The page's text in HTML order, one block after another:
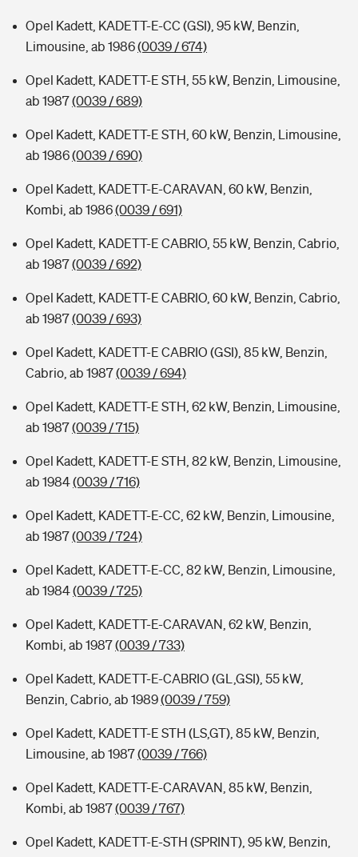
Opel Kadett, KADETT-E-CC (GSI), 95 kW, Benzin,
Limousine, ab 1986(0039 / 674)
Opel Kadett, KADETT-E STH, 55 kW, Benzin, Limousine,
ab 1987(0039 / 689)
Opel Kadett, KADETT-E STH, 60 kW, Benzin, Limousine,
ab 1986(0039 / 690)
Opel Kadett, KADETT-E-CARAVAN, 60 kW, Benzin,
Kombi, ab 1986(0039 / 691)
Opel Kadett, KADETT-E CABRIO, 55 kW, Benzin, Cabrio,
ab 1987(0039 / 692)
Opel Kadett, KADETT-E CABRIO, 60 kW, Benzin, Cabrio,
ab 1987(0039 / 693)
Opel Kadett, KADETT-E CABRIO (GSI), 85 kW, Benzin,
Cabrio, ab 1987(0039 / 694)
Opel Kadett, KADETT-E STH, 62 kW, Benzin, Limousine,
ab 1987(0039 / 715)
Opel Kadett, KADETT-E STH, 82 kW, Benzin, Limousine,
ab 1984(0039 / 716)
Opel Kadett, KADETT-E-CC, 62 kW, Benzin, Limousine,
ab 1987(0039 / 724)
Opel Kadett, KADETT-E-CC, 82 kW, Benzin, Limousine,
ab 1984(0039 / 725)
Opel Kadett, KADETT-E-CARAVAN, 62 kW, Benzin,
Kombi, ab 1987(0039 / 733)
Opel Kadett, KADETT-E-CABRIO (GL,GSI), 55 kW,
Benzin, Cabrio, ab 1989(0039 / 759)
Opel Kadett, KADETT-E STH (LS,GT), 85 kW, Benzin,
Limousine, ab 1987(0039 / 766)
Opel Kadett, KADETT-E-CARAVAN, 85 kW, Benzin,
Kombi, ab 1987(0039 / 767)
Opel Kadett, KADETT-E-STH (SPRINT), 95 kW, Benzin,